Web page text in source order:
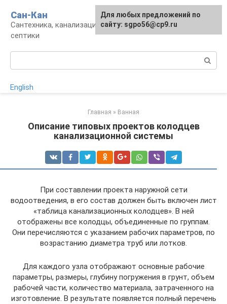
контенту
Сан-Кан
Сантехника, канализация, водопровод,
септики
English
Главная » Ванная
Описание типовых проектов колодцев
канализационной системы
При составлении проекта наружной сети
водоотведения, в его состав должен быть включен лист
«таблица канализационных колодцев». В ней
отображены все колодцы, объединенные по группам.
Они перечисляются с указанием рабочих параметров, по
возрастанию диаметра труб или лотков.
Для каждого узла отображают основные рабочие
параметры, размеры, глубину погружения в грунт, объем
рабочей части, количество материала, затраченного на
изготовление. В результате появляется полный перечень
Для любых предложений по
сайту: sgpo56@cp9.ru